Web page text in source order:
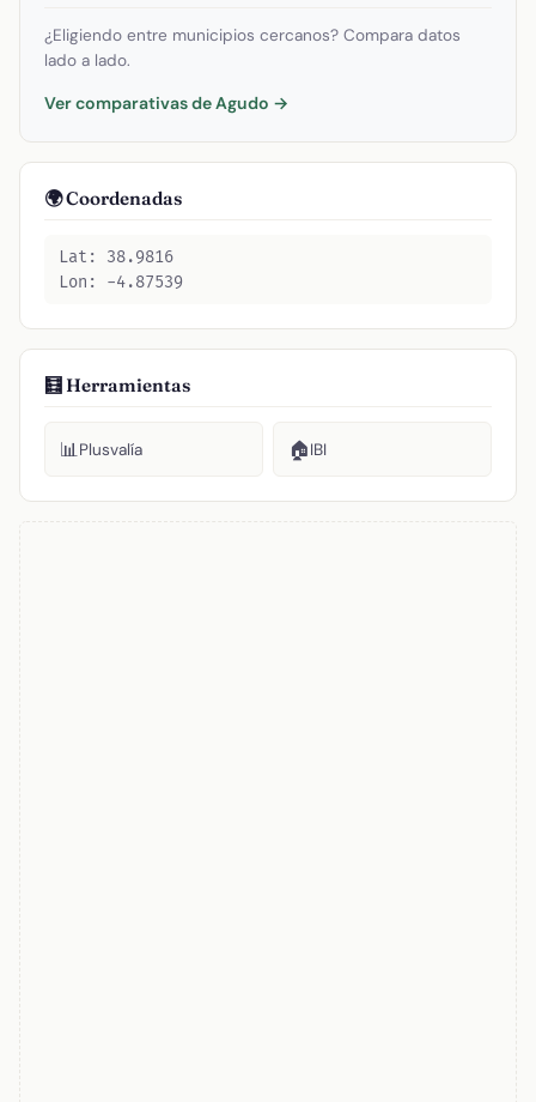
¿Eligiendo entre municipios cercanos? Compara datos
lado a lado.
Ver comparativas de Agudo →
🌍 Coordenadas
Lat: 38.9816
Lon: -4.87539
🧮 Herramientas
📊Plusvalía 🏠IBI